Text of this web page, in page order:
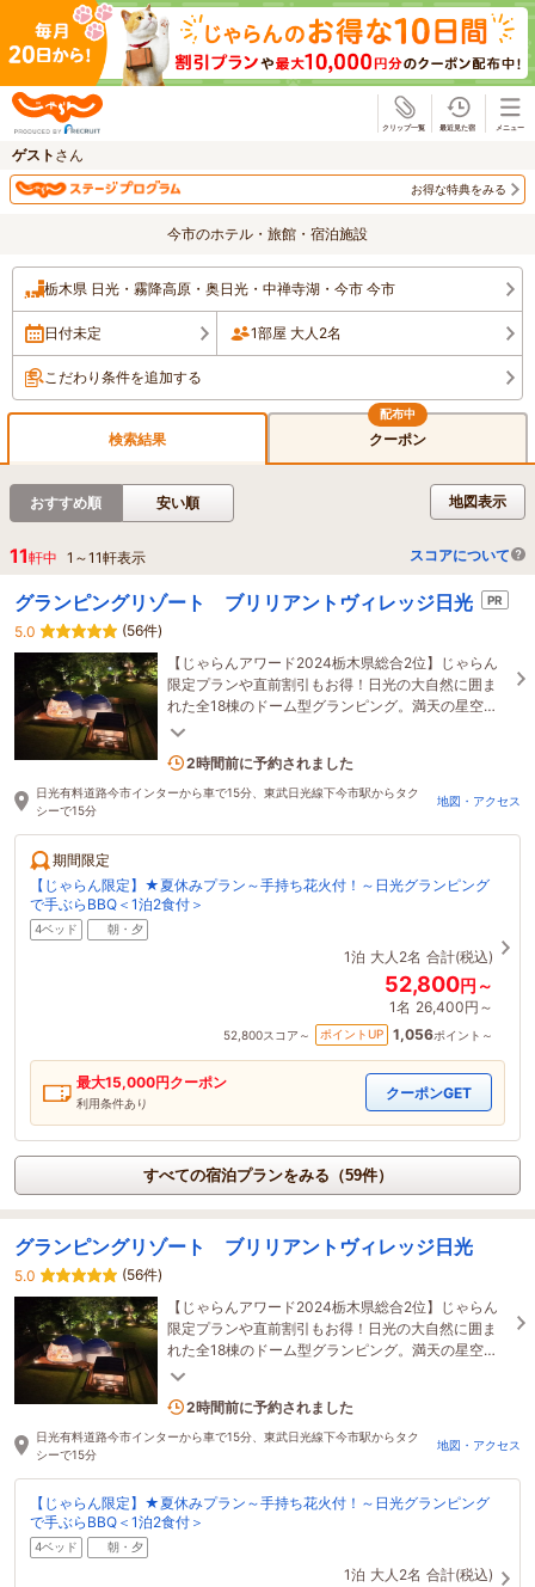
ゲスト さん
お得な特典をみる
今市のホテル・旅館・宿泊施設
栃木県 日光・霧降高原・奥日光・中禅寺湖・今市 今市
日付未定 1部屋 大人2名
こだわり条件を追加する
検索結果 クーポン
地図表示
おすすめ順 安い順
11軒中 1 ～11軒表示 スコアについて
グランピングリゾート ブリリアントヴィレッジ日光 PR
5.0
(56件)
【じゃらんアワード2024栃木県総合2位】じゃらん
限定プランや直前割引もお得！日光の大自然に囲ま
れた全18棟のドーム型グランピング。満天の星空と
地元食材BBQを満喫する極上のアウトドアリゾー
2時間前に予約されました
日光有料道路今市インターから車で15分、東武日光線下今市駅からタク
シーで15分
地図・アクセス
期間限定
【じゃらん限定】★夏休みプラン～手持ち花火付！～日光グランピング
で手ぶらBBQ＜1泊2食付＞
4ベッド 朝・夕
1泊 大人2名 合計(税込)
52,800円～
1名 26,400円～
52,800スコア～ ポイントUP 1,056ポイント～
最大15,000円クーポン
利用条件あり
クーポンGET
すべての宿泊プランをみる（59件）
グランピングリゾート ブリリアントヴィレッジ日光
5.0
(56件)
【じゃらんアワード2024栃木県総合2位】じゃらん
限定プランや直前割引もお得！日光の大自然に囲ま
れた全18棟のドーム型グランピング。満天の星空と
地元食材BBQを満喫する極上のアウトドアリゾー
2時間前に予約されました
日光有料道路今市インターから車で15分、東武日光線下今市駅からタク
シーで15分
地図・アクセス
【じゃらん限定】★夏休みプラン～手持ち花火付！～日光グランピング
で手ぶらBBQ＜1泊2食付＞
4ベッド 朝・夕
1泊 大人2名 合計(税込)